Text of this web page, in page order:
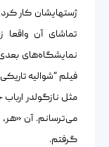
ژستهایشان کار
تماشای آن
نمایشگاه‌های
فیلم “شوالیه
مثل نازگولدر
می‌ترسانم. آن
گرفتم.